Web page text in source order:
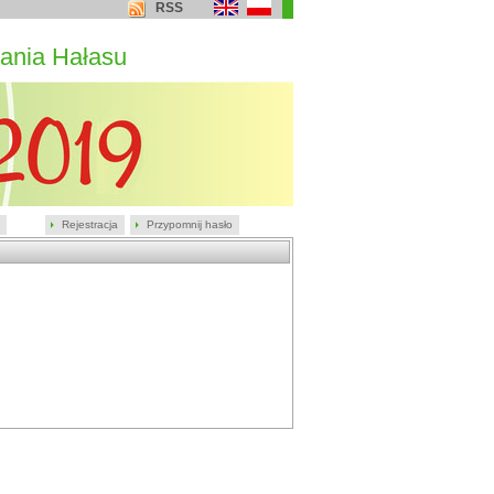
Rejestracja Przypomnij hasło
RSS
Hałasu